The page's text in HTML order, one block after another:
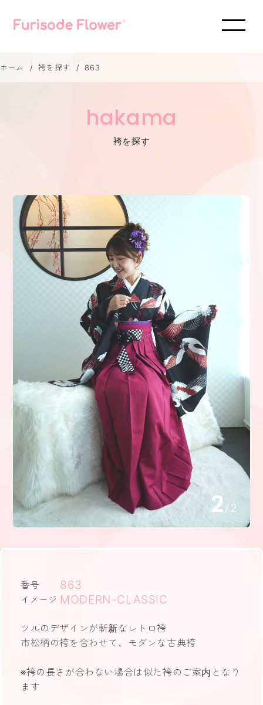
ホーム 袴を探す 863
hakama
袴を探す
1/2
番号 863
イメージ MODERN-CLASSIC
ツルのデザインが斬新なレトロ袴
市松柄の袴を合わせて、モダンな古典袴
※袴の長さが合わない場合は似た袴のご案内となり
ます